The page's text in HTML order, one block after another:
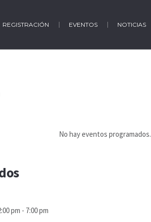
REGISTRACIÓN EVENTOS NOTICIAS
No hay eventos programados.
pm - 7:00 pm